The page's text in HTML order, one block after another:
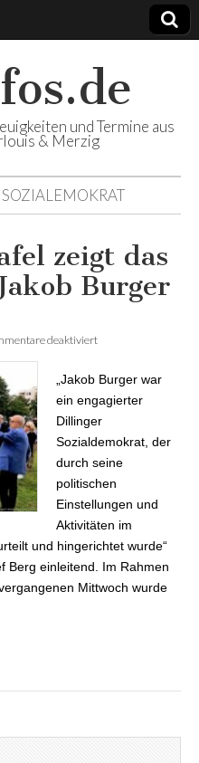
und Termine aus
& Merzig
zeigt das
Burger
deaktiviert
„Jakob Burger war
ein engagierter
Dillinger
Sozialdemokrat, der
durch seine
politischen
Einstellungen und
Aktivitäten im
und hingerichtet wurde“
Berg einleitend. Im Rahmen
Mittwoch wurde